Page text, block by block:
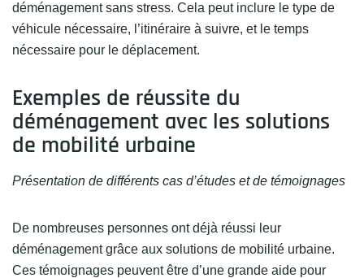
déménagement sans stress. Cela peut inclure le type de
véhicule nécessaire, l’itinéraire à suivre, et le temps
nécessaire pour le déplacement.
Exemples de réussite du
déménagement avec les solutions
de mobilité urbaine
Présentation de différents cas d’études et de témoignages
De nombreuses personnes ont déjà réussi leur
déménagement grâce aux solutions de mobilité urbaine.
Ces témoignages peuvent être d’une grande aide pour